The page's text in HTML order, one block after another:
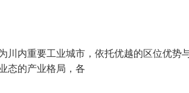
内重要工业城市，依托优越的区位优势
态的产业格局，各